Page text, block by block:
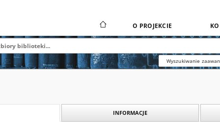
O PROJEKCIE
Wyszukiwanie
INFORMACJE